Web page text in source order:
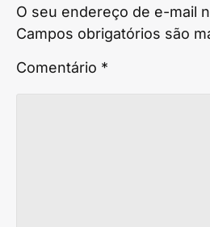
O seu endereço de e-mail
Campos obrigatórios são
Comentário *